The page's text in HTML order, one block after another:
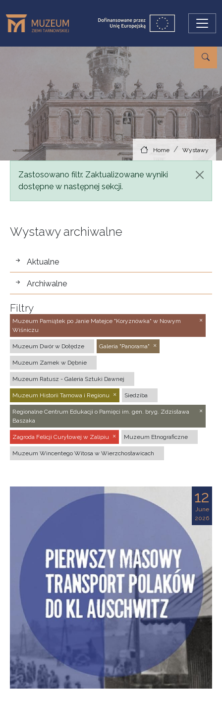
Home Wystawy
Status message
Zastosowano filtr. Zaktualizowane wyniki
dostępne w następnej sekcji.
Wystawy archiwalne
wystawy
Aktualne
Archiwalne
Filtry
Muzeum Pamiątek po Janie Matejce "Koryznówka" w Nowym
Wiśniczu
Muzeum Dwór w Dołędze Galeria "Panorama"
Muzeum Zamek w Dębnie
Muzeum Ratusz - Galeria Sztuki Dawnej
Muzeum Historii Tarnowa i Regionu Siedziba
Regionalne Centrum Edukacji o Pamięci im. gen. bryg. Zdzisława
Baszaka
Zagroda Felicji Curyłowej w Zalipiu Muzeum Etnograficzne
Muzeum Wincentego Witosa w Wierzchosławicach
12
June
2026